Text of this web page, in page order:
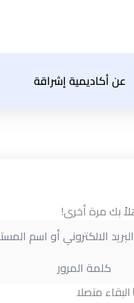
عن أكاديمية إشراقة
بك مرة أخرى!
البقاء متصلا